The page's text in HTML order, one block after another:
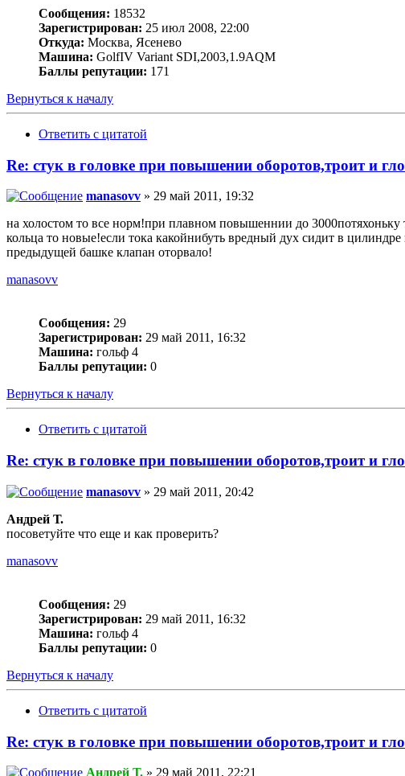
Сообщения: 18532
Зарегистрирован: 25 июл 2008, 22:00
Откуда: Москва, Ясенево
Машина: GolfIV Variant SDI,2003,1.9AQM
Баллы репутации: 171
Вернуться к началу
Ответить с цитатой
Re: стук в головке при повышении оборотов,троит и
manasovv » 29 май 2011, 19:32
на холостом то все норм!при плавном повышеннии до
кольца то новые!если тока какойнибуть вредный дух сидит в
предыдущей башке клапан оторвало!
manasovv
Сообщения: 29
Зарегистрирован: 29 май 2011, 16:32
Машина: гольф 4
Баллы репутации: 0
Вернуться к началу
Ответить с цитатой
Re: стук в головке при повышении оборотов,троит и
manasovv » 29 май 2011, 20:42
Андрей Т.
посоветуйте что еще и как проверить?
manasovv
Сообщения: 29
Зарегистрирован: 29 май 2011, 16:32
Машина: гольф 4
Баллы репутации: 0
Вернуться к началу
Ответить с цитатой
Re: стук в головке при повышении оборотов,троит и
Андрей Т. » 29 май 2011, 22:21